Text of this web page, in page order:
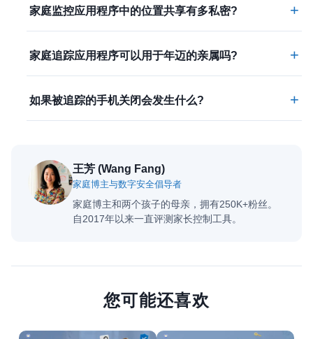
家庭监控应用程序中的位置共享有多私密? +
家庭追踪应用程序可以用于年迈的亲属吗? +
如果被追踪的手机关闭会发生什么? +
王芳 (Wang Fang)
家庭博主与数字安全倡导者
家庭博主和两个孩子的母亲，拥有250K+粉丝。
自2017年以来一直评测家长控制工具。
您可能还喜欢